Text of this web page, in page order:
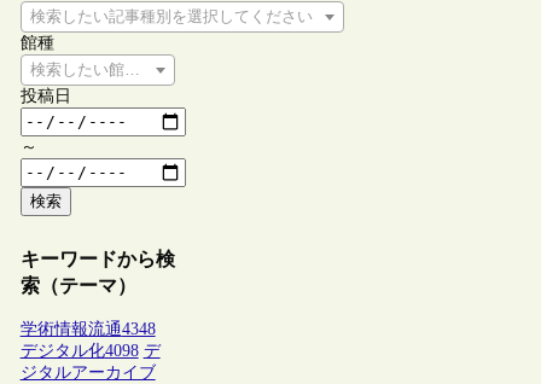
検索したい記事種別を選択してください
館種
検索したい館種を選択してください
投稿日
～
検索
キーワードから検
索（テーマ）
学術情報流通4348
デジタル化4098 デ
ジタルアーカイブ